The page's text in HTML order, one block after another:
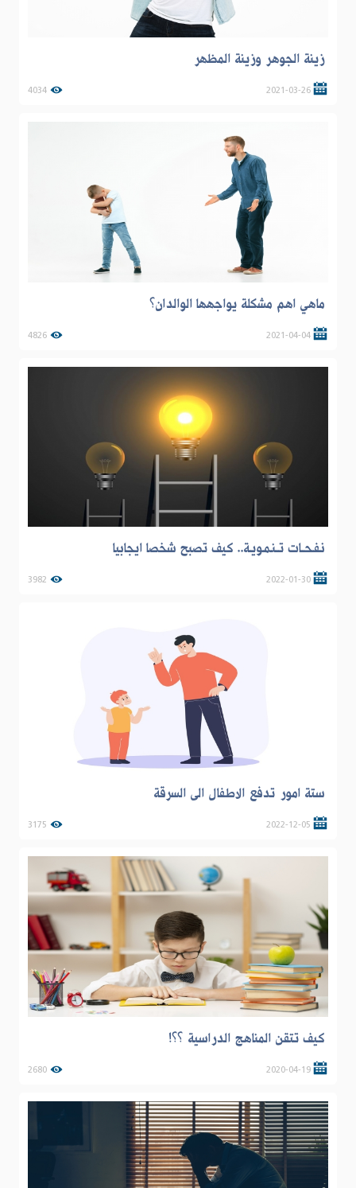
زينة الجوهر وزينة المظهر
2021-03-26
4034
ماهي اهم مشكلة يواجهها الوالدان؟
2021-04-04
4826
نـفـحــات تــنـمـويـة.. كيف تصبح شخصا ايجابيا
2022-01-30
3982
ستة امور تدفع الاطفال الى السرقة
2022-12-05
3175
كيف تتقن المناهج الدراسية ؟؟!
2020-04-19
2680